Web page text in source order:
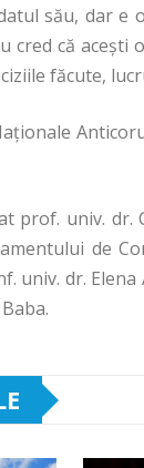
său, dar e
cred că
făcute,
univ. dr.
de
univ. dr.